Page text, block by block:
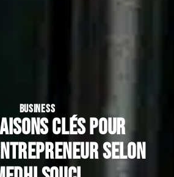
BUSINESS
clés pour
selon